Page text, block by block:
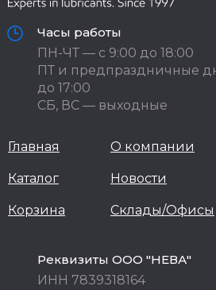
Часы работы
ПН-ЧТ — с 9:00 до 18:00
ПТ и предпраздничные
до 17:00
СБ, ВС — выходные
Главная
Каталог
Корзина
О компании
Новости
Склады/Офисы
Реквизиты ООО "НЕВА"
ИНН 7839318164